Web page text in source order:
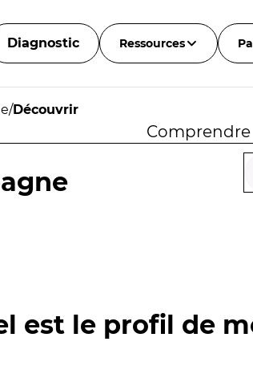
Diagnostic Ressources
/Découvrir
Comprendre
est le profil de